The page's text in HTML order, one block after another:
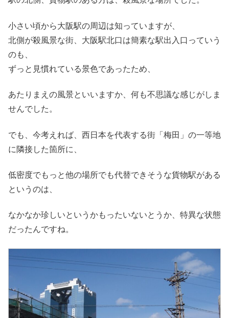
小さい頃から大阪駅の周辺は知っていますが、
北側が殺風景な街、大阪駅北口は簡素な駅出入口っていう
のも、
ずっと見慣れている景色であったため、
あたりまえの風景といいますか、何も不思議な感じがしま
せんでした。
でも、今考えれば、西日本を代表する街「梅田」の一等地
に隣接した箇所に、
低密度でもっと他の場所でも代替できそうな貨物駅がある
というのは、
なかなか珍しいというかもったいないとうか、特異な状態
だったんですね。